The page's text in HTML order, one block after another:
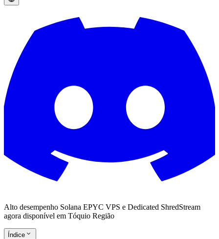
Alto desempenho Solana EPYC VPS e Dedicated ShredStream
agora disponível em Tóquio Região
Índice